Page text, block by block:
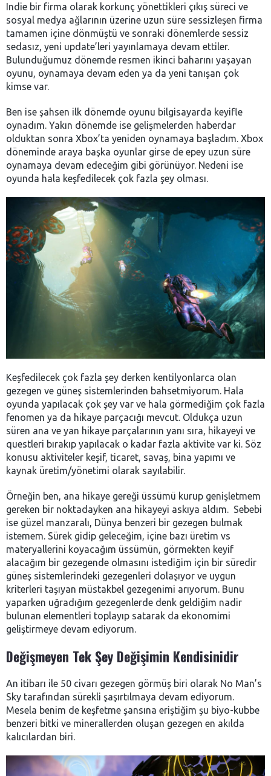
Indie bir firma olarak korkunç yönettikleri çıkış süreci ve
sosyal medya ağlarının üzerine uzun süre sessizleşen firma
tamamen içine dönmüştü ve sonraki dönemlerde sessiz
sedasız, yeni update’leri yayınlamaya devam ettiler.
Bulunduğumuz dönemde resmen ikinci baharını yaşayan
oyunu, oynamaya devam eden ya da yeni tanışan çok
kimse var.
Ben ise şahsen ilk dönemde oyunu bilgisayarda keyifle
oynadım. Yakın dönemde ise gelişmelerden haberdar
olduktan sonra Xbox’ta yeniden oynamaya başladım. Xbox
döneminde araya başka oyunlar girse de epey uzun süre
oynamaya devam edeceğim gibi görünüyor. Nedeni ise
oyunda hala keşfedilecek çok fazla şey olması.
Keşfedilecek çok fazla şey derken kentilyonlarca olan
gezegen ve güneş sistemlerinden bahsetmiyorum. Hala
oyunda yapılacak çok şey var ve hala görmediğim çok fazla
fenomen ya da hikaye parçacığı mevcut. Oldukça uzun
süren ana ve yan hikaye parçalarının yanı sıra, hikayeyi ve
questleri bırakıp yapılacak o kadar fazla aktivite var ki. Söz
konusu aktiviteler keşif, ticaret, savaş, bina yapımı ve
kaynak üretim/yönetimi olarak sayılabilir.
Örneğin ben, ana hikaye gereği üssümü kurup genişletmem
gereken bir noktadayken ana hikayeyi askıya aldım. Sebebi
ise güzel manzaralı, Dünya benzeri bir gezegen bulmak
istemem. Sürek gidip geleceğim, içine bazı üretim vs
materyallerini koyacağım üssümün, görmekten keyif
alacağım bir gezegende olmasını istediğim için bir süredir
güneş sistemlerindeki gezegenleri dolaşıyor ve uygun
kriterleri taşıyan müstakbel gezegenimi arıyorum. Bunu
yaparken uğradığım gezegenlerde denk geldiğim nadir
bulunan elementleri toplayıp satarak da ekonomimi
geliştirmeye devam ediyorum.
Değişmeyen Tek Şey Değişimin Kendisinidir
An itibarı ile 50 civarı gezegen görmüş biri olarak No Man’s
Sky tarafından sürekli şaşırtılmaya devam ediyorum.
Mesela benim de keşfetme şansına eriştiğim şu biyo-kubbe
benzeri bitki ve minerallerden oluşan gezegen en akılda
kalıcılardan biri.